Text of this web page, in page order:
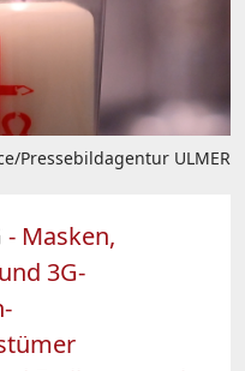
Pressebildagentur ULMER
- Masken,
3G-